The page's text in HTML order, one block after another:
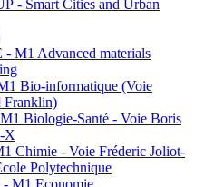
- Smart Cities and Urban
M1 Advanced materials
Bio-informatique (Voie
Franklin)
Biologie-Santé - Voie Boris
X
Chimie - Voie Fréderic Joliot-
Polytechnique
M1 Economie